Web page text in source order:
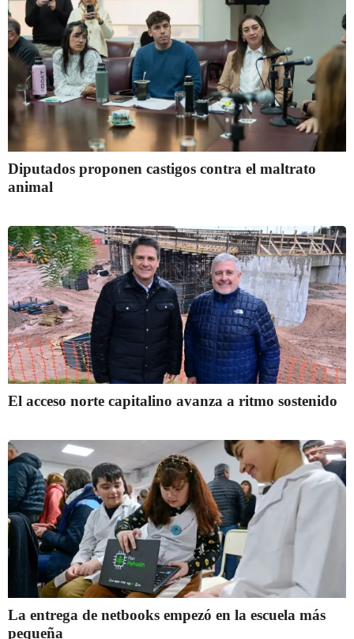
Diputados proponen castigos contra el maltrato
animal
El acceso norte capitalino avanza a ritmo sostenido
La entrega de netbooks empezó en la escuela más
pequeña